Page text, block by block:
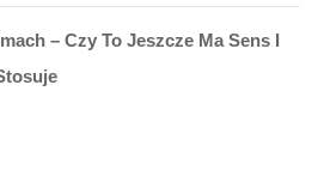
– Czy To Jeszcze Ma Sens I